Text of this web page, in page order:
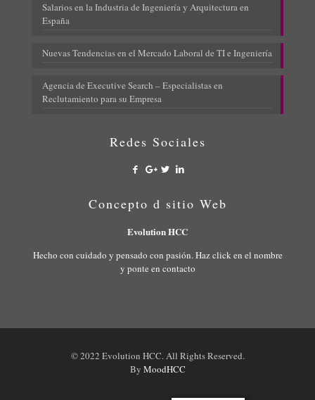
Salarios en la Industria de Ingeniería y Arquitectura en
España
Nuevas Tendencias en el Mercado Laboral de TI e Ingeniería
Agencia de Executive Search – Especialistas en
Reclutamiento para su Empresa
Redes Sociales
Concepto d sitio Web
Evolution HCC
Hecho con cuidado y pensado con pasión. Haz click en el nombre
y ponte en contacto
© 2022 Evolution HCC. All Rights Reserved.
By MoodHCC